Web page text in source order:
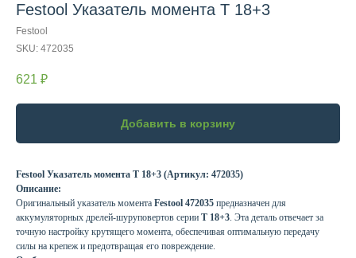
Festool Указатель момента T 18+3
Festool
SKU: 472035
621 ₽
Добавить в корзину
Festool Указатель момента T 18+3 (Артикул: 472035)
Описание:
Оригинальный указатель момента Festool 472035 предназначен для
аккумуляторных дрелей-шуруповертов серии T 18+3. Эта деталь отвечает за
точную настройку крутящего момента, обеспечивая оптимальную передачу
силы на крепеж и предотвращая его повреждение.